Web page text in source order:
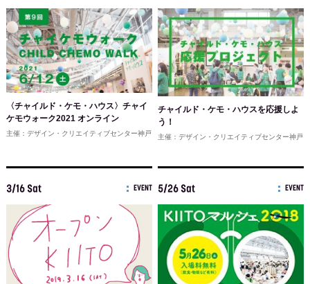
〈チャイルド・ケモ・ハウス〉チャイ
ケモウォーク2021 オンライン
主催：デザイン・クリエイティブセンター神戸
チャイルド・ケモ・ハウスを応援しよ
う！
主催：デザイン・クリエイティブセンター神戸
3/16 Sat EVENT 5/26 Sat EVENT